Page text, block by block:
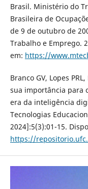
Brasil. Ministério do
Brasileira de
de 9 de outubro de
Trabalho e Emprego.
em: https://
Branco GV, Lopes
sua importância para
era da inteligência
Tecnologias
2024]:5(3):01-15.
https://